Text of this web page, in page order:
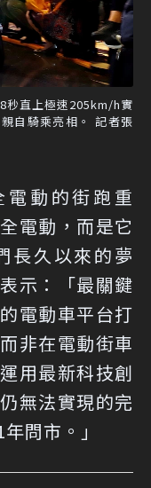
秒直上極速205km/h實
自騎乘亮相。 記者張
電動的街跑重
電動，而是它
長久以來的夢
示：「最關鍵
電動車平台打
非在電動街車
用最新科技創
無法實現的完
問市。」